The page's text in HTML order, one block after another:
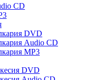
CD
DVD
Audio CD
MP3
DVD